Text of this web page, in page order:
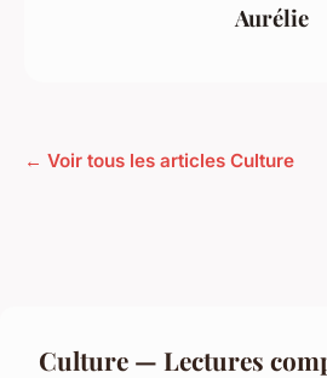
Aurélie
← Voir tous les articles Culture
Culture — Lectures